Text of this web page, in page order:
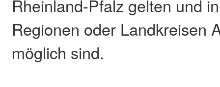
Rheinland-Pfalz gelten und
Regionen oder Landkreisen
möglich sind.